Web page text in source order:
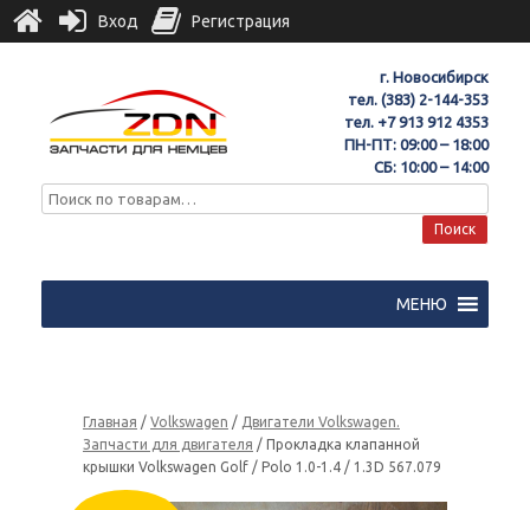
г. Новосибирск
тел. (383) 2-144-353
тел. +7 913 912 4353
ПН-ПТ: 09:00 – 18:00
СБ: 10:00 – 14:00
Поиск
МЕНЮ
Главная / Volkswagen / Двигатели Volkswagen.
Запчасти для двигателя / Прокладка клапанной
крышки Volkswagen Golf / Polo 1.0-1.4 / 1.3D 567.079
Вход Регистрация